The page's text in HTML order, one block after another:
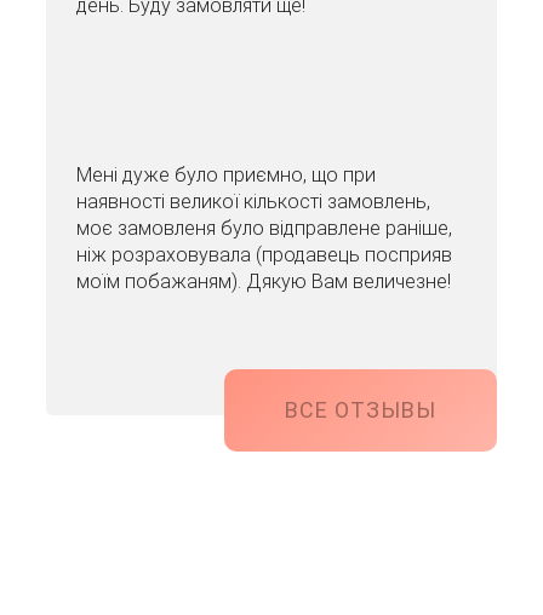
день. Буду замовляти ще!
Мені дуже було приємно, що при
наявності великої кількості замовлень,
моє замовленя було відправлене раніше,
ніж розраховувала (продавець посприяв
моїм побажаням). Дякую Вам величезне!
ВСЕ ОТЗЫВЫ